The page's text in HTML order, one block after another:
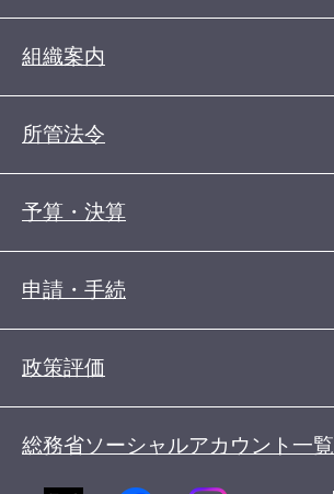
組織案内
所管法令
予算・決算
申請・手続
政策評価
総務省ソーシャルアカウント一覧